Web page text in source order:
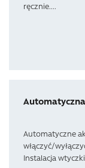
ręcznie....
Automatyczne
włączyć/
Instalacja